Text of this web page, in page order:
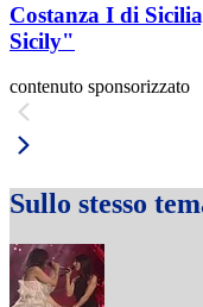
Costanza I di
Sicily"
contenuto sponsorizzato
Sullo stesso